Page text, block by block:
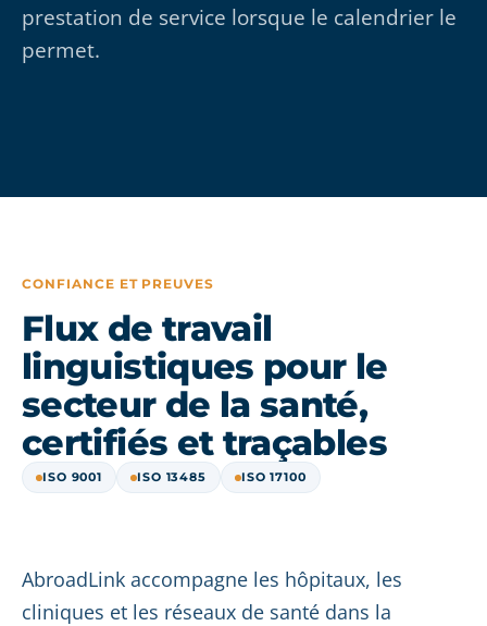
prestation de service lorsque le calendrier le
permet.
CONFIANCE ET PREUVES
Flux de travail
linguistiques pour le
secteur de la santé,
certifiés et traçables
ISO 9001 ISO 13485 ISO 17100
AbroadLink accompagne les hôpitaux, les
cliniques et les réseaux de santé dans la